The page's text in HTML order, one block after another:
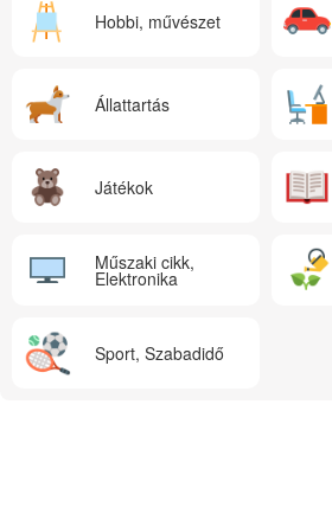
Hobbi, művészet
Állattartás
Játékok
Műszaki cikk,
Elektronika
Sport, Szabadidő